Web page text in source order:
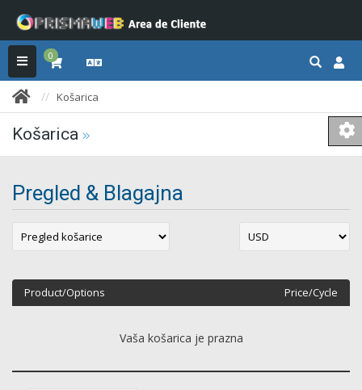
0
Košarica
Košarica
Pregled & Blagajna
Product/Options Price/Cycle
Vaša košarica je prazna